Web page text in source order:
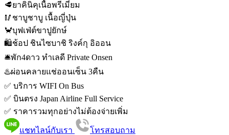
🥩ยาคินิคุเนื้อพรีเมี่ยม
🥢ชาบูชาบู เนื้อญี่ปุ่น
🦀บุฟเฟ่ต์ขาปูยักษ์
🛍️ช้อป ชินไซบาชิ ริงค์กุ อิออน
🛎️พัก4ดาว ทำเลดี Private Onsen
♨️ผ่อนคลายแช่ออนเซ็น 3คืน
✅ บริการ WIFI On Bus
✅ บินตรง Japan Airline Full Service
✅ ราคารวมทุกอย่างไม่ต้องจ่ายเพิ่ม
แชทไลน์กับเรา โทรสอบถาม